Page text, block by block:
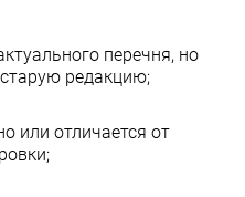
перечня, но
редакцию;
или отличается от